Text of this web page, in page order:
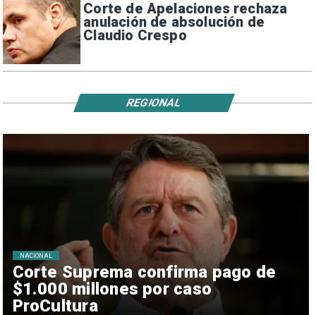
Corte de Apelaciones rechaza
anulación de absolución de
Claudio Crespo
Corte Suprema confirma pago de
$1.000 millones por caso
ProCultura
NACIONAL
REGIONAL